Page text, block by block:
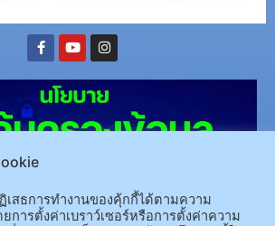
สธการทำงานของคุ้กกี้ได้ตามความ
การตั้งค่าเบราว์เซอร์หรือการตั้งค่าความ